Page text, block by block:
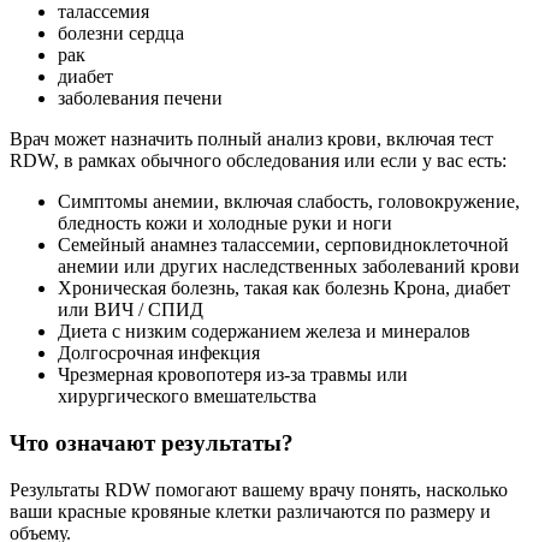
талассемия
болезни сердца
рак
диабет
заболевания печени
Врач может назначить полный анализ крови, включая тест
RDW, в рамках обычного обследования или если у вас есть:
Симптомы анемии, включая слабость, головокружение,
бледность кожи и холодные руки и ноги
Семейный анамнез талассемии, серповидноклеточной
анемии или других наследственных заболеваний крови
Хроническая болезнь, такая как болезнь Крона, диабет
или ВИЧ / СПИД
Диета с низким содержанием железа и минералов
Долгосрочная инфекция
Чрезмерная кровопотеря из-за травмы или
хирургического вмешательства
Что означают результаты?
Результаты RDW помогают вашему врачу понять, насколько
ваши красные кровяные клетки различаются по размеру и
объему.